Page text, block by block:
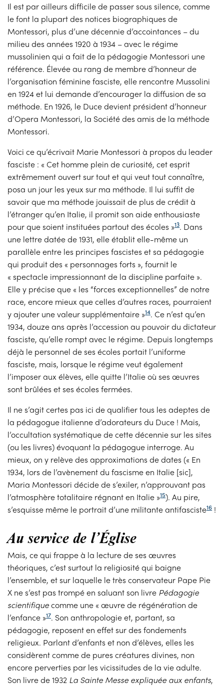
Il est par ailleurs difficile de passer sous silence, comme
le font la plupart des notices biographiques de
Montessori, plus d’une décennie d’accointances – du
milieu des années 1920 à 1934 – avec le régime
mussolinien qui a fait de la pédagogie Montessori une
référence. Élevée au rang de membre d’honneur de
l’organisation féminine fasciste, elle rencontre Mussolini
en 1924 et lui demande d’encourager la diffusion de sa
méthode. En 1926, le Duce devient président d’honneur
d’Opera Montessori, la Société des amis de la méthode
Montessori.
Voici ce qu’écrivait Marie Montessori à propos du leader
fasciste : « Cet homme plein de curiosité, cet esprit
extrêmement ouvert sur tout et qui veut tout connaître,
posa un jour les yeux sur ma méthode. Il lui suffit de
savoir que ma méthode jouissait de plus de crédit à
l’étranger qu’en Italie, il promit son aide enthousiaste
pour que soient instituées partout des écoles »13. Dans
une lettre datée de 1931, elle établit elle-même un
parallèle entre les principes fascistes et sa pédagogie
qui produit des « personnages forts », fournit le
« spectacle impressionnant de la discipline parfaite ».
Elle y précise que « les “forces exceptionnelles” de notre
race, encore mieux que celles d’autres races, pourraient
y ajouter une valeur supplémentaire »14. Ce n’est qu’en
1934, douze ans après l’accession au pouvoir du dictateur
fasciste, qu’elle rompt avec le régime. Depuis longtemps
déjà le personnel de ses écoles portait l’uniforme
fasciste, mais, lorsque le régime veut également
l’imposer aux élèves, elle quitte l’Italie où ses œuvres
sont brûlées et ses écoles fermées.
Il ne s’agit certes pas ici de qualifier tous les adeptes de
la pédagogue italienne d’adorateurs du Duce ! Mais,
l’occultation systématique de cette décennie sur les sites
(ou les livres) évoquant la pédagogue interroge. Au
mieux, on y relève des approximations de dates (« En
1934, lors de l’avènement du fascisme en Italie [sic],
Maria Montessori décide de s’exiler, n’approuvant pas
l’atmosphère totalitaire régnant en Italie »15). Au pire,
s’esquisse même le portrait d’une militante antifasciste16!
Au service de l’Église
Mais, ce qui frappe à la lecture de ses œuvres
théoriques, c’est surtout la religiosité qui baigne
l’ensemble, et sur laquelle le très conservateur Pape Pie
X ne s’est pas trompé en saluant son livre Pédagogie
scientifiquecomme une « œuvre de régénération de
l’enfance »17. Son anthropologie et, partant, sa
pédagogie, reposent en effet sur des fondements
religieux. Parlant d’enfants et non d’élèves, elles les
considèrent comme de pures créatures divines, non
encore perverties par les vicissitudes de la vie adulte.
Son livre de 1932 La Sainte Messe expliquée aux enfants,